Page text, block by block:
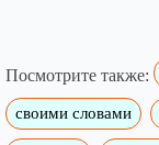
Посмотрите также:
своими словами